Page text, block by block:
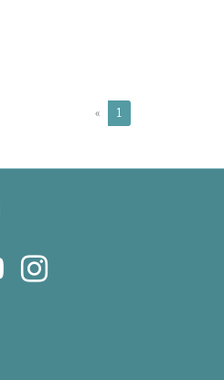
« 1